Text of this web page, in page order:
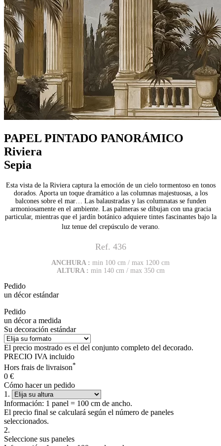
PAPEL PINTADO PANORÁMICO
Riviera
Sepia
Esta vista de la Riviera captura la emoción de un cielo tormentoso en tonos
dorados. Aporta un toque dramático a las columnas majestuosas, a los
balcones sobre el mar… Las balaustradas y las columnatas se funden
armoniosamente en el ambiente. Las palmeras se dibujan con una gracia
particular, mientras que el jardín botánico adquiere tintes fascinantes bajo la
luz tenue del crepúsculo de verano.
Ref. 436
ANCHURA : min 100 cm / max 1200 cm
ALTURA : min 140 cm / max 350 cm
Pedido
un décor estándar
Pedido
un décor a medida
Su decoración estándar
El precio mostrado es el del conjunto completo del decorado.
PRECIO IVA incluido
Hors frais de livraison*
0 €
Cómo hacer un pedido
1.
Información: 1 panel = 100 cm de ancho.
El precio final se calculará según el número de paneles
seleccionados.
2.
Seleccione sus paneles